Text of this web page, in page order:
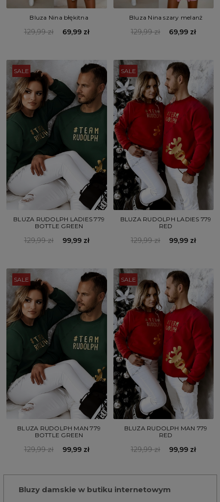
Bluza Nina błękitna
129,99 zł 69,99 zł
Bluza Nina szary melanż
129,99 zł 69,99 zł
SALE
BLUZA RUDOLPH LADIES 779
BOTTLE GREEN
129,99 zł 99,99 zł
SALE
BLUZA RUDOLPH LADIES 779
RED
129,99 zł 99,99 zł
SALE
BLUZA RUDOLPH MAN 779
BOTTLE GREEN
129,99 zł 99,99 zł
SALE
BLUZA RUDOLPH MAN 779
RED
129,99 zł 99,99 zł
Bluzy damskie w butiku internetowym